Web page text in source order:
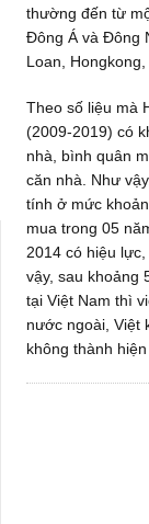
thường đến từ
Đông Á và Đông
Loan, Hongkong,
Theo số liệu mà
(2009-2019) có
nhà, bình quân
căn nhà. Như
tính ở mức
mua trong 05
2014 có hiệu
vậy, sau khoảng
tại Việt Nam thì
nước ngoài, Việt
không thành hiện